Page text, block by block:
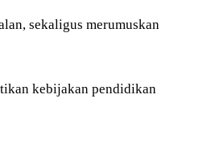
sekaligus merumuskan
kebijakan pendidikan